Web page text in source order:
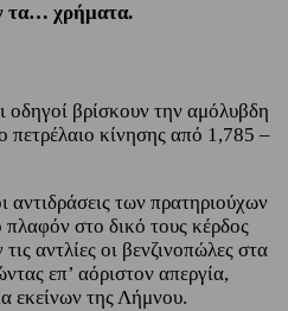
τα… χρήματα.
οδηγοί βρίσκουν την αμόλυβδη
κίνησης από 1,785 –
αντιδράσεις των πρατηριούχων
πλαφόν στο δικό τους κέρδος
αντλίες οι βενζινοπώλες στα
επ’ αόριστον απεργία,
εκείνων της Λήμνου.